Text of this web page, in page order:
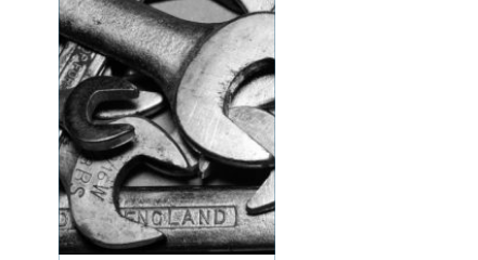
synsprøver og produkter,
der passer til din
hverdag. I hjertet af byen
find...